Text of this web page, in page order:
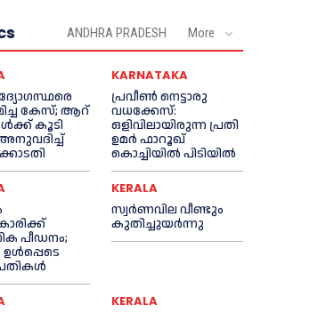
ANDHRA PRADESH More
കേസ്; ആറ്
കൂടി
അനുവദിച്ച്‌
KARNATAKA
പ്രവീണ്‍ നെട്ടാരു
വധക്കേസ്:
ഒളിവിലായിരുന്ന പ്രതി
ഉമര്‍ ഫാറൂഖ്
കൊച്ചിയില്‍ പിടിയില്‍
പീഡനം;
KERALA
സ്വർണവില വീണ്ടും
കുതിച്ചുയർന്നു
KERALA